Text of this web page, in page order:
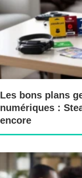
Les bons plans
numériques :
encore